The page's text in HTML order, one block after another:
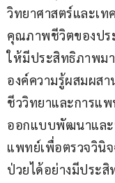
วิทยาศาสตร์และเท
คุณภาพชีวิตของปร
ให้มีประสิทธิภาพม
องค์ความรู้ผสมผสา
ชีววิทยาและการแ
ออกแบบพัฒนาและ
แพทย์เพื่อตรวจวินิ
ป่วยได้อย่างมีประ